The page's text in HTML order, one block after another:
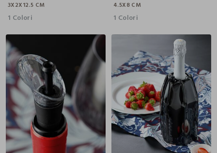
3X2X12.5 CM
1 Colori
4.5X8 CM
1 Colori